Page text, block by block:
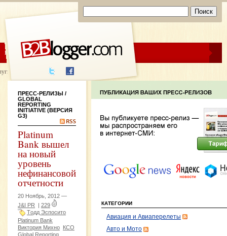
ЦЕНЫ ПОМОЩЬ
написания
ПРЕСС-РЕЛИЗЫ /
GLOBAL
REPORTING
INITIATIVE (ВЕРСИЯ
G3)
Platinum
Bank вышел
на новый
уровень
нефинансовой
отчетности
20 Ноябрь, 2012 —
J&I PR | 229
Tодд Эспосито
Platinum Bank
Виктория Михно КСО
Global Reporting
КАТЕГОРИИ
Авиация и Авиаперелеты
Авто и Мото